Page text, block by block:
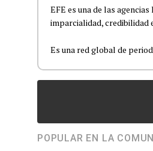
EFE es una de las
imparcialidad, credibilidad
Es una red global de
POPULAR EN LA